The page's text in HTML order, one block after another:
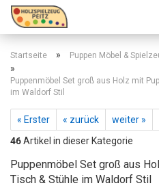
Startseite » Puppen Möbel &
»
Puppenmöbel Set groß aus Holz mit
im Waldorf Stil
« Erster « zurück weiter »
46Artikel in dieser Kategorie
Puppenmöbel Set groß aus
Tisch & Stühle im Waldorf Stil